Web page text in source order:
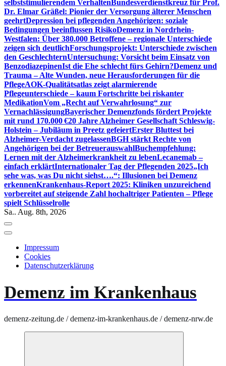
selbststimulierendem VerhaltenBundesverdienstkreuz für Prof.
Dr. Elmar Gräßel: Pionier der Versorgung älterer Menschen
geehrtDepression bei pflegenden Angehörigen: soziale
Bedingungen beeinflussen RisikoDemenz in Nordrhein-
Westfalen: Über 380.000 Betroffene – regionale Unterschiede
zeigen sich deutlichForschungsprojekt: Unterschiede zwischen
den GeschlechternUntersuchung: Vorsicht beim Einsatz von
BenzodiazepinenIst die Ehe schlecht fürs Gehirn?Demenz und
Trauma – Alte Wunden, neue Herausforderungen für die
PflegeAOK-Qualitätsatlas zeigt alarmierende
Pflegeunterschiede – kaum Fortschritte bei riskanter
MedikationVom „Recht auf Verwahrlosung“ zur
VernachlässigungBayerischer Demenzfonds fördert Projekte
mit rund 170.000 €20 Jahre Alzheimer Gesellschaft Schleswig-
Holstein – Jubiläum in Preetz gefeiertErster Bluttest bei
Alzheimer-Verdacht zugelassenBGH stärkt Rechte von
Angehörigen bei der BetreuerauswahlBuchempfehlung:
Lernen mit der Alzheimerkrankheit zu lebenLecanemab –
einfach erklärtInternationaler Tag der Pflegenden 2025„Ich
sehe was, was Du nicht siehst….“: Illusionen bei Demenz
erkennenKrankenhaus-Report 2025: Kliniken unzureichend
vorbereitet auf steigende Zahl hochaltriger Patienten – Pflege
spielt Schlüsselrolle
Sa.. Aug. 8th, 2026
Impressum
Cookies
Datenschutzerklärung
Demenz im Krankenhaus
demenz-zeitung.de / demenz-im-krankenhaus.de / demenz-nrw.de